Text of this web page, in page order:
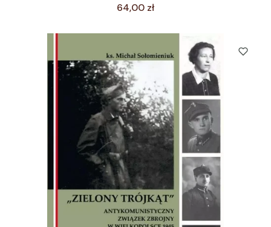
Cena
64,00 zł